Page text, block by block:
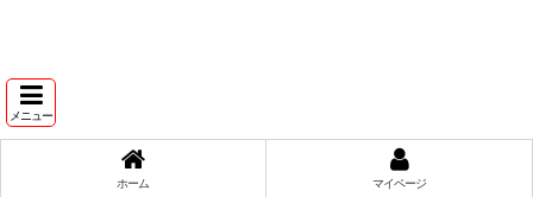
メニュー
ホーム マイページ